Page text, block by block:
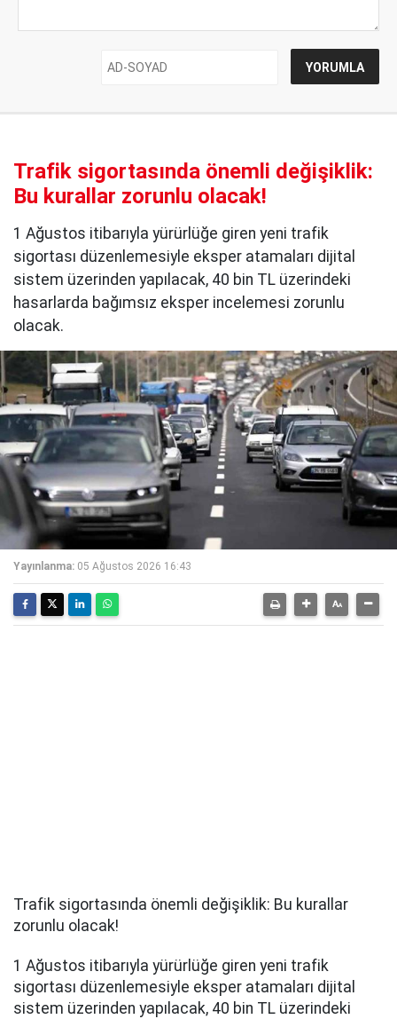
Trafik sigortasında önemli değişiklik:
Bu kurallar zorunlu olacak!
1 Ağustos itibarıyla yürürlüğe giren yeni trafik
sigortası düzenlemesiyle eksper atamaları dijital
sistem üzerinden yapılacak, 40 bin TL üzerindeki
hasarlarda bağımsız eksper incelemesi zorunlu
olacak.
Yayınlanma: 05 Ağustos 2026 16:43
Trafik sigortasında önemli değişiklik: Bu kurallar
zorunlu olacak!
1 Ağustos itibarıyla yürürlüğe giren yeni trafik
sigortası düzenlemesiyle eksper atamaları dijital
sistem üzerinden yapılacak, 40 bin TL üzerindeki